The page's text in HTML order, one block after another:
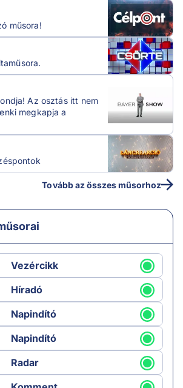
műsora!
Az osztás itt nem
megkapja a
Tovább az összes műsorhoz
Vezércikk
Híradó
Napindító
Napindító
Radar